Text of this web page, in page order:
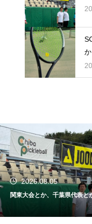
葉県代表とか。
った
スと